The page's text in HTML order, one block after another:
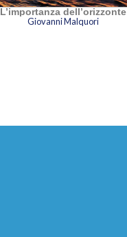
L’importanza dell’orizzonte
Giovanni Malquori